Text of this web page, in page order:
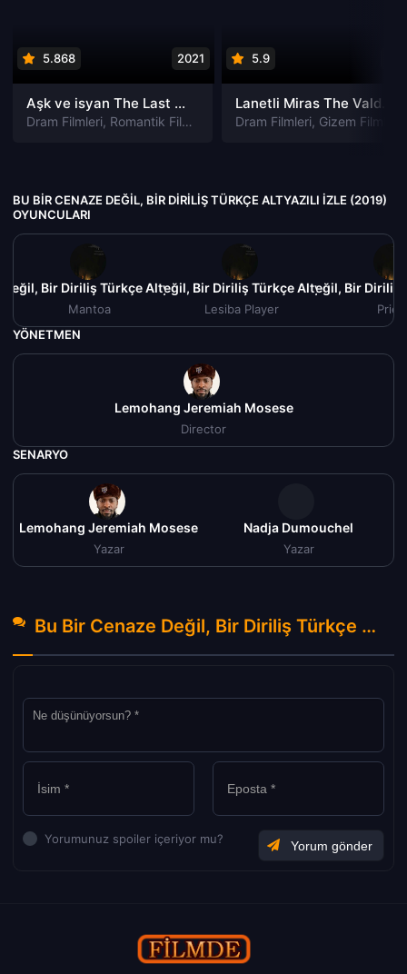
5.868 2021
Aşk ve isyan The Last Parasido izle
Dram Filmleri, Romantik Filmleri
5.9
Dram Filmleri, Gizem Filmleri
BU BIR CENAZE DEĞIL, BIR DIRILIŞ TÜRKÇE ALTYAZILI IZLE (2019)
OYUNCULARI
Değil, Bir Diriliş Türkçe Altyazılı izle (2019)
Mantoa
Bu Bir Cenaze Değil, Bir Diriliş Türkçe Altyazılı izle
Lesiba Player
Bu Bir Cenaze Değil, Bir Diriliş
Bu
YÖNETMEN
Lemohang Jeremiah Mosese
Director
SENARYO
Lemohang Jeremiah Mosese
Yazar
Nadja Dumouchel
Yazar
Bu Bir Cenaze Değil, Bir Diriliş Türkçe Altyazılı izle (2019) Hakkında Yorumlar
Yorumunuz spoiler içeriyor mu?